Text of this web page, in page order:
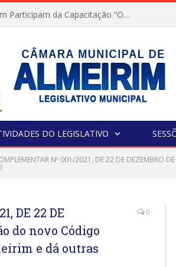
Servidores e Vereadores de Almeirim Participam da Capacitação “Orientar é a Nossa Missão”
DO LEGISLATIVO
Nº 001/2021, DE 22 DE
DE 22 DE
do novo Código
e dá outras
0